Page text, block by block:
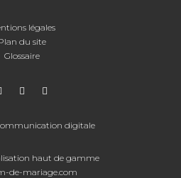
légales
du site
Glossaire
digitale
haut de gamme
de-mariage.com